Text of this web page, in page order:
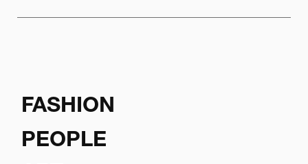
FASHION
PEOPLE